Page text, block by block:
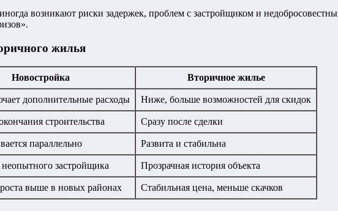
возникают риски задержек, проблем с застройщиком и
жилья
Новостройка Вторичное жилье
дополнительные расходы Ниже, больше возможностей для скидок
строительства Сразу после сделки
параллельно Развита и стабильна
неопытного застройщика Прозрачная история объекта
выше в новых районах Стабильная цена, меньше скачков